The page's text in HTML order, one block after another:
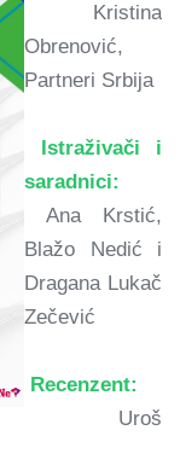
Kristina
Obrenović,
Partneri Srbija
Istraživači i
saradnici:
Ana Krstić,
Blažo Nedić i
Dragana Lukač
Zečević
Recenzent:
Uroš